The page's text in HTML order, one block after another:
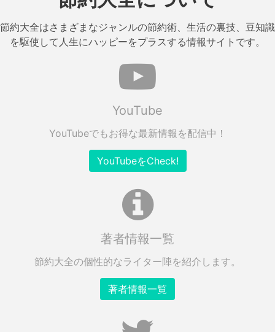
節約大全はさまざまなジャンルの節約術、生活の裏技、豆知識
を駆使して人生にハッピーをプラスする情報サイトです。
YouTube
YouTubeでもお得な最新情報を配信中！
YouTubeをCheck!
著者情報一覧
節約大全の個性的なライター陣を紹介します。
著者情報一覧